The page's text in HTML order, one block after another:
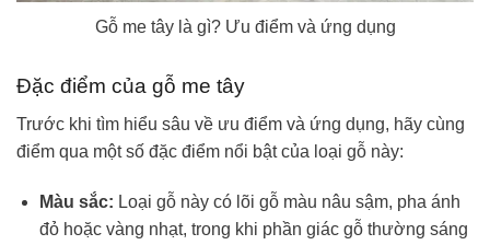
Gỗ me tây là gì? Ưu điểm và ứng dụng
Đặc điểm của gỗ me tây
Trước khi tìm hiểu sâu về ưu điểm và ứng dụng, hãy cùng
điểm qua một số đặc điểm nổi bật của loại gỗ này:
Màu sắc: Loại gỗ này có lõi gỗ màu nâu sậm, pha ánh
đỏ hoặc vàng nhạt, trong khi phần giác gỗ thường sáng